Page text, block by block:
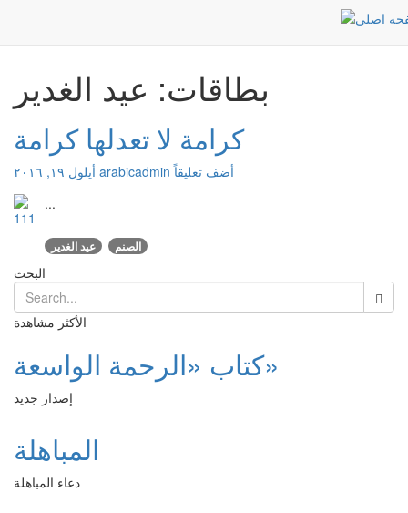
بطاقات: عيد الغدير
كرامة لا تعدلها كرامة
arabicadminأضف تعليقاً
...
عيد الغدير الصنم
البحث
الأكثر مشاهدة
كتاب «الرحمة الواسعة»
إصدار جديد
المباهلة
دعاء المباهلة